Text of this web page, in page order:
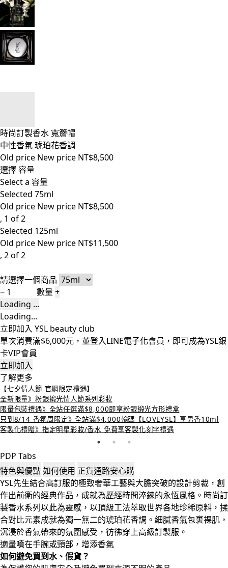
時尚訂製香水 寬簷帽
中性香氛 琥珀花香調
Old price New price NT$8,500
選擇 容量
Select a 容量
Selected 75ml
Old price New price NT$8,500
, 1 of 2
Selected 125ml
Old price New price NT$11,500
, 2 of 2
請選擇一個商品
−
數量+
Loading ...
Loading...
立即加入 YSL beauty club
單次消費滿$6,000元，並登入LINE電子化會員，即可成為YSL銀
卡VIP會員
立即加入
了解更多
【七夕情人節 官網限定禮遇】
全新限量》粉銀緞光情人節系列彩妝
限量包裝禮遇》全站任選滿$8,000即享粉銀緞光方形禮盒
只到8/14 香氛周限定》全站滿$4,000輸碼【LOVEYSL】享男香10ml
客製化禮贈》指定明星彩妝/香水 免費享客製化刻字禮遇
PDP Tabs
特色與優點如何使用 正貨通路安心購
YSL先生結合高訂服的極致奢華工藝與大膽突破的設計剪裁，創
作出前衛的經典作品，成就為歷經時間淬鍊的永恆風格。時尚訂
製香水系列以此為靈感，以頂級工法萃取世界各地珍稀原料，揉
合對比元素成就為獨一無二的琥珀花香調。細膩香氣包裹裸肌，
沉浸於香氣帶來的氛圍感受，彷彿穿上高級訂製服。
適量噴在手腕或頸部，增添香氣
如何避免買到水、假貨？